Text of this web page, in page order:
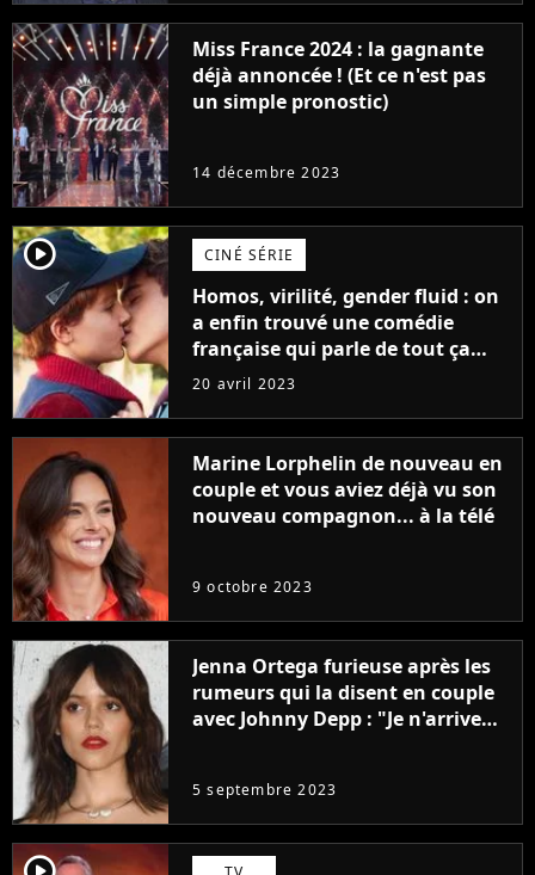
Miss France 2024 : la gagnante
déjà annoncée ! (Et ce n'est pas
un simple pronostic)
14 décembre 2023
player2 CINÉ SÉRIE
Homos, virilité, gender fluid : on
a enfin trouvé une comédie
française qui parle de tout ça
sans être super ringarde
20 avril 2023
Marine Lorphelin de nouveau en
couple et vous aviez déjà vu son
nouveau compagnon... à la télé
9 octobre 2023
Jenna Ortega furieuse après les
rumeurs qui la disent en couple
avec Johnny Depp : "Je n'arrive
5 septembre 2023